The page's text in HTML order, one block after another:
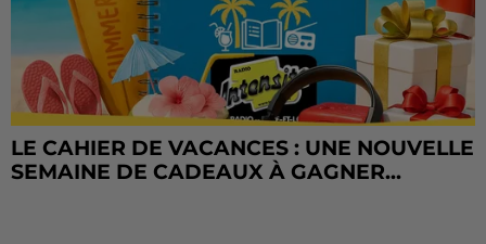
LE CAHIER DE VACANCES : UNE NOUVELLE
SEMAINE DE CADEAUX À GAGNER...